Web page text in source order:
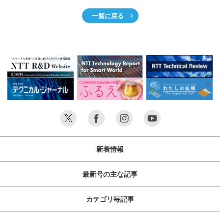
一覧に戻る
新着情報
最新号の主な記事
カテゴリ毎記事